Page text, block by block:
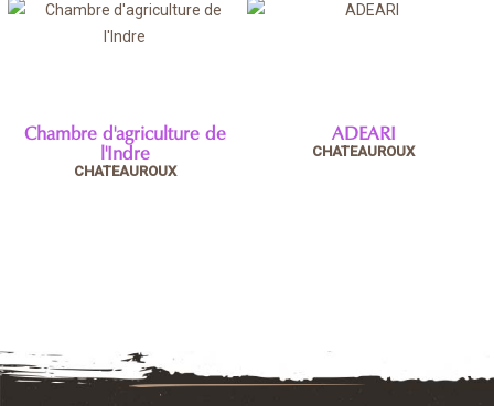
Chambre d'agriculture de
l'Indre
CHATEAUROUX
ADEARI
CHATEAUROUX